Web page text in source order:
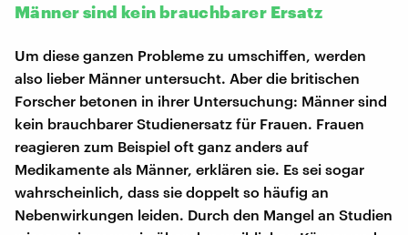
Männer sind kein brauchbarer Ersatz
Um diese ganzen Probleme zu umschiffen, werden
also lieber Männer untersucht. Aber die britischen
Forscher betonen in ihrer Untersuchung: Männer sind
kein brauchbarer Studienersatz für Frauen. Frauen
reagieren zum Beispiel oft ganz anders auf
Medikamente als Männer, erklären sie. Es sei sogar
wahrscheinlich, dass sie doppelt so häufig an
Nebenwirkungen leiden. Durch den Mangel an Studien